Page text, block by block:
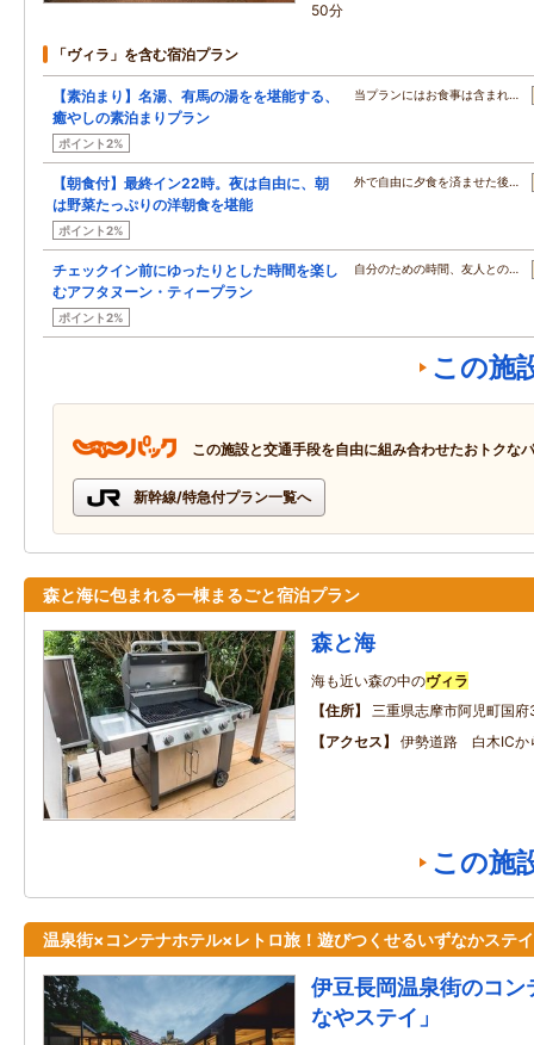
50分
「ヴィラ」を含む宿泊プラン
【素泊まり】名湯、有馬の湯をを堪能する、
癒やしの素泊まりプラン
ポイント2%
当プランにはお食事は含まれ…
【朝食付】最終イン22時。夜は自由に、朝
は野菜たっぷりの洋朝食を堪能
ポイント2%
外で自由に夕食を済ませた後…
チェックイン前にゆったりとした時間を楽し
むアフタヌーン・ティープラン
ポイント2%
自分のための時間、友人との…
この施
この施設と交通手段を自由に組み合わせたおトクな
新幹線/特急付プラン一覧へ
森と海に包まれる一棟まるごと宿泊プラン
森と海
海も近い森の中のヴィラ
住所
三重県志摩市阿児町国
アクセス
伊勢道路 白木ICか
この施
温泉街×コンテナホテル×レトロ旅！遊びつくせるいずなかステ
伊豆長岡温泉街のコン
なやステイ」